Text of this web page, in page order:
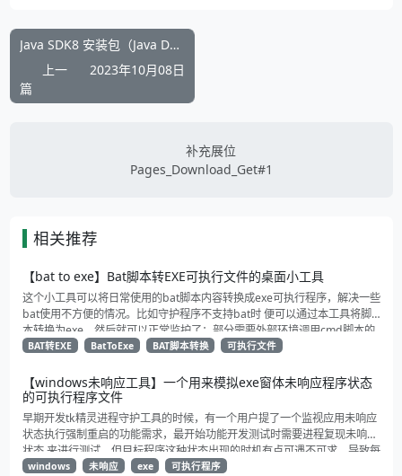
Java SDK8 安装包（Java Development Kit Java开发工具包）下载
上一
篇
2023年10月08日
补充展位
Pages_Download_Get#1
相关推荐
【bat to exe】Bat脚本转EXE可执行文件的桌面小工具
这个小工具可以将日常使用的bat脚本内容转换成exe可执行程序，解决一些
bat使用不方便的情况。比如守护程序不支持bat时 便可以通过本工具将脚
本转换为exe，然后就可以正常监护了；部分需要外部环境调用cmd脚本的
可能会有点问题（比如nodejs、node-red相关进程）
BAT转EXE BatToExe BAT脚本转换 可执行文件
【windows未响应工具】一个用来模拟exe窗体未响应程序状态
的可执行程序文件
早期开发tk精灵进程守护工具的时候，有一个用户提了一个监视应用未响应
状态执行强制重启的功能需求，最开始功能开发测试时需要进程复现未响应
状态 来进行测试，但目标程序这种状态出现的时机有点可遇不可求，导致每
次功能验证和测试都比较麻烦，于是就自己花了点时间写了个启动就直接未
windows 未响应 exe 可执行程序